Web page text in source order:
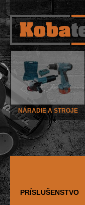
NÁRADIE A STROJE
PRÍSLUŠENSTVO